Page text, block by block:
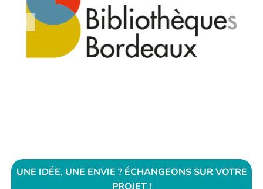
UNE IDÉE, UNE ENVIE ? ÉCHANGEONS SUR VOTRE